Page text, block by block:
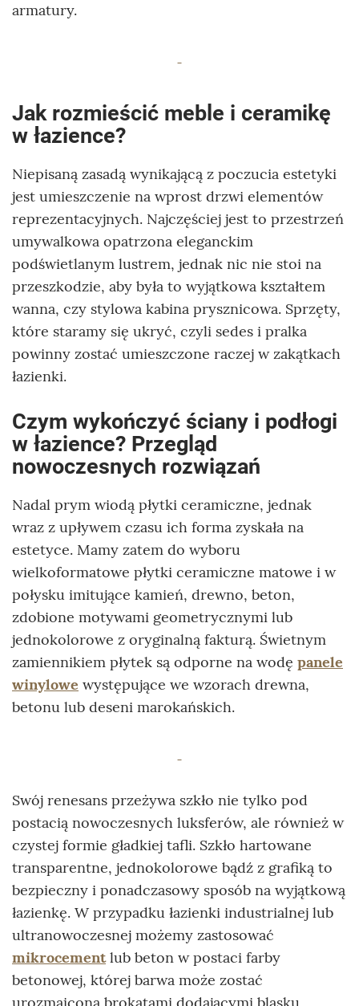
armatury.
Jak rozmieścić meble i ceramikę
w łazience?
Niepisaną zasadą wynikającą z poczucia estetyki
jest umieszczenie na wprost drzwi elementów
reprezentacyjnych. Najczęściej jest to przestrzeń
umywalkowa opatrzona eleganckim
podświetlanym lustrem, jednak nic nie stoi na
przeszkodzie, aby była to wyjątkowa kształtem
wanna, czy stylowa kabina prysznicowa. Sprzęty,
które staramy się ukryć, czyli sedes i pralka
powinny zostać umieszczone raczej w zakątkach
łazienki.
Czym wykończyć ściany i podłogi
w łazience? Przegląd
nowoczesnych rozwiązań
Nadal prym wiodą płytki ceramiczne, jednak
wraz z upływem czasu ich forma zyskała na
estetyce. Mamy zatem do wyboru
wielkoformatowe płytki ceramiczne matowe i w
połysku imitujące kamień, drewno, beton,
zdobione motywami geometrycznymi lub
jednokolorowe z oryginalną fakturą. Świetnym
zamiennikiem płytek są odporne na wodę panele
winylowe występujące we wzorach drewna,
betonu lub deseni marokańskich.
Swój renesans przeżywa szkło nie tylko pod
postacią nowoczesnych luksferów, ale również w
czystej formie gładkiej tafli. Szkło hartowane
transparentne, jednokolorowe bądź z grafiką to
bezpieczny i ponadczasowy sposób na wyjątkową
łazienkę. W przypadku łazienki industrialnej lub
ultranowoczesnej możemy zastosować
mikrocementlub beton w postaci farby
betonowej, której barwa może zostać